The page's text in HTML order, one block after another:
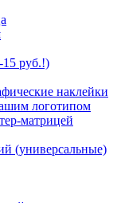
15 руб.!)
наклейки
логотипом
матрицей
(универсальные)